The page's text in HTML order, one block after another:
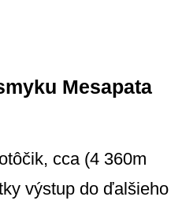
Mesapata
cca (4 360m
výstup do ďalšieho